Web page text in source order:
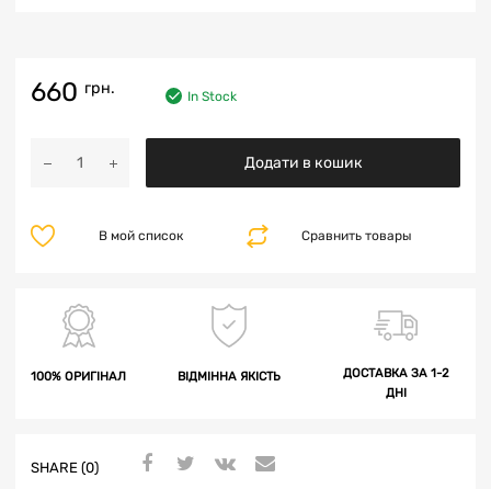
660 грн. In Stock
Додати в кошик
Сравнить товары
В мой список
100% ОРИГІНАЛ ВІДМІННА ЯКІСТЬ
ДОСТАВКА ЗА 1-2
ДНІ
SHARE (0)